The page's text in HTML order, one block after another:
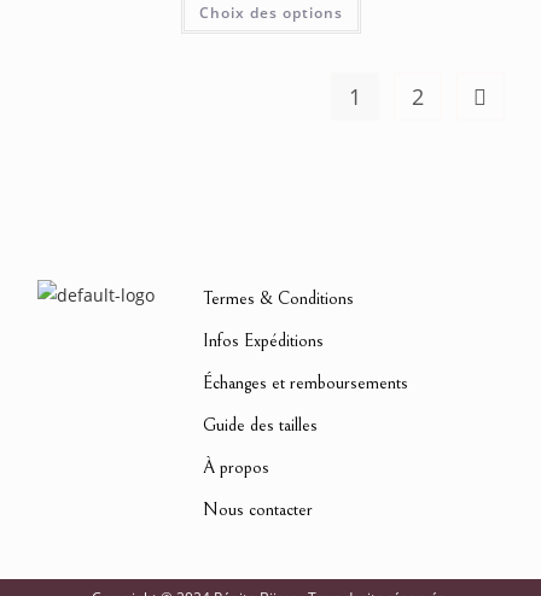
Choix des options
1 2
Termes & Conditions
Infos Expéditions
Échanges et remboursements
Guide des tailles
À propos
Nous contacter